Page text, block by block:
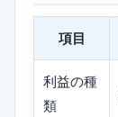
項目
利益の種
類